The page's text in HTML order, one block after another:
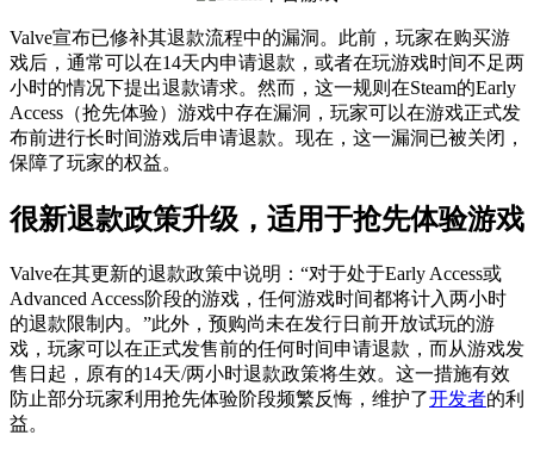
Valve宣布已修补其退款流程中的漏洞。此前，玩家在购买游
戏后，通常可以在14天内申请退款，或者在玩游戏时间不足两
小时的情况下提出退款请求。然而，这一规则在Steam的Early
Access（抢先体验）游戏中存在漏洞，玩家可以在游戏正式发
布前进行长时间游戏后申请退款。现在，这一漏洞已被关闭，
保障了玩家的权益。
很新退款政策升级，适用于抢先体验游戏
Valve在其更新的退款政策中说明：“对于处于Early Access或
Advanced Access阶段的游戏，任何游戏时间都将计入两小时
的退款限制内。”此外，预购尚未在发行日前开放试玩的游
戏，玩家可以在正式发售前的任何时间申请退款，而从游戏发
售日起，原有的14天/两小时退款政策将生效。这一措施有效
防止部分玩家利用抢先体验阶段频繁反悔，维护了开发者的利
益。